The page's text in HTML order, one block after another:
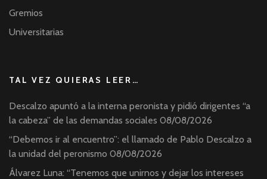
Gremios
Universitarias
TAL VEZ QUIERAS LEER…
Descalzo apuntó a la interna peronista y pidió dirigentes “a
la cabeza” de las demandas sociales 08/08/2026
“Debemos ir al encuentro”: el llamado de Pablo Descalzo a
la unidad del peronismo 08/08/2026
Álvarez Luna: “Tenemos que unirnos y dejar los intereses